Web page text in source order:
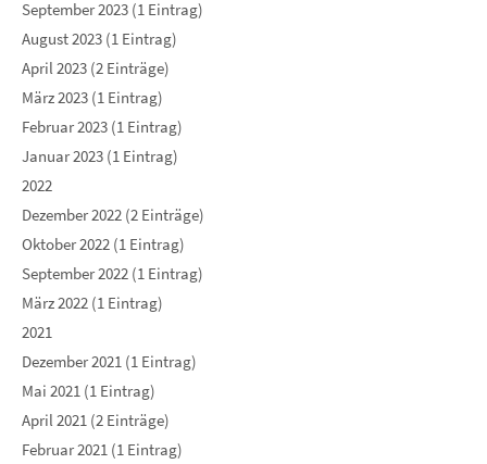
September 2023 (1 Eintrag)
August 2023 (1 Eintrag)
April 2023 (2 Einträge)
März 2023 (1 Eintrag)
Februar 2023 (1 Eintrag)
Januar 2023 (1 Eintrag)
2022
Dezember 2022 (2 Einträge)
Oktober 2022 (1 Eintrag)
September 2022 (1 Eintrag)
März 2022 (1 Eintrag)
2021
Dezember 2021 (1 Eintrag)
Mai 2021 (1 Eintrag)
April 2021 (2 Einträge)
Februar 2021 (1 Eintrag)